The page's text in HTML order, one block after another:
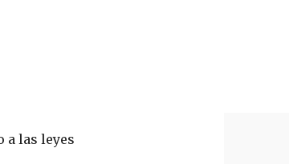
a las leyes